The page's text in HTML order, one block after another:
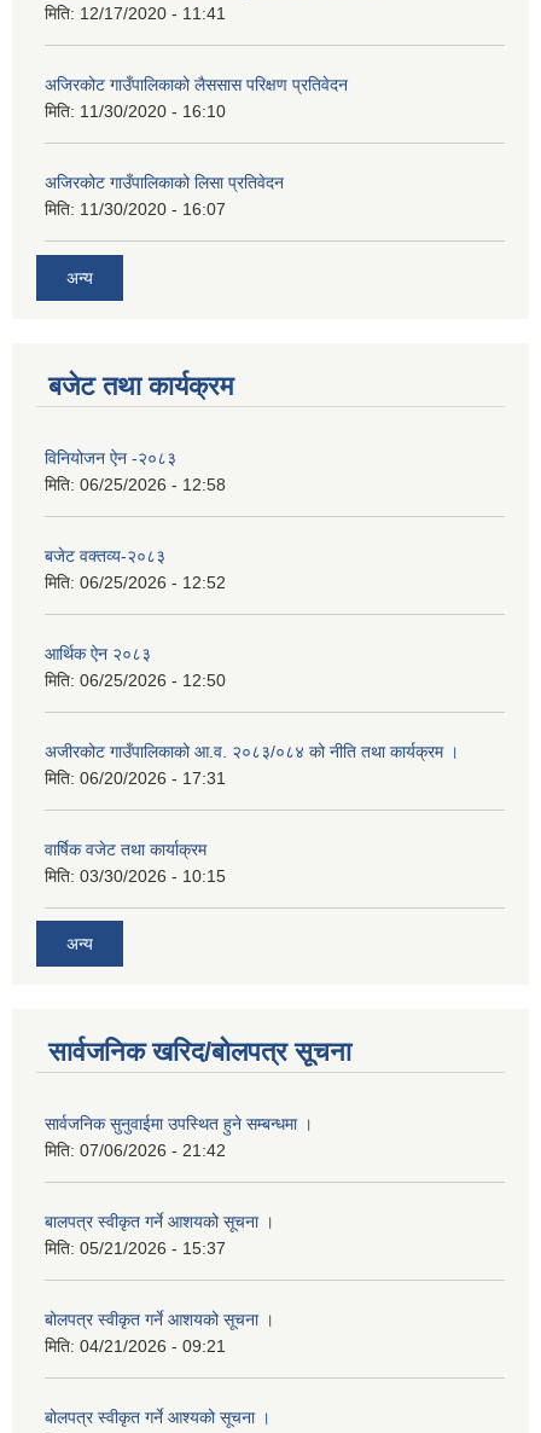
मिति: 12/17/2020 - 11:41
अजिरकोट गाउँपालिकाको लैससास परिक्षण प्रतिवेदन
मिति: 11/30/2020 - 16:10
अजिरकोट गाउँपालिकाको लिसा प्रतिवेदन
मिति: 11/30/2020 - 16:07
अन्य
बजेट तथा कार्यक्रम
विनियोजन ऐन -२०८३
मिति: 06/25/2026 - 12:58
बजेट वक्तव्य-२०८३
मिति: 06/25/2026 - 12:52
आर्थिक ऐन २०८३
मिति: 06/25/2026 - 12:50
अजीरकोट गाउँपालिकाको आ.व. २०८३/०८४ को नीति तथा कार्यक्रम ।
मिति: 06/20/2026 - 17:31
वार्षिक वजेट तथा कार्याक्रम
मिति: 03/30/2026 - 10:15
अन्य
सार्वजनिक खरिद/बोलपत्र सूचना
सार्वजनिक सुनुवाईमा उपस्थित हुने सम्बन्धमा ।
मिति: 07/06/2026 - 21:42
बालपत्र स्वीकृत गर्ने आशयको सूचना ।
मिति: 05/21/2026 - 15:37
बोलपत्र स्वीकृत गर्ने आशयको सूचना ।
मिति: 04/21/2026 - 09:21
बोलपत्र स्वीकृत गर्ने आश्यको सूचना ।